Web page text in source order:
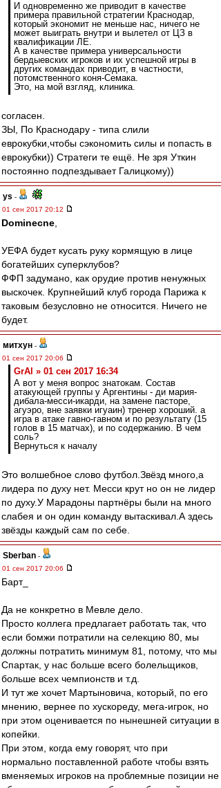
И одновременно же приводит в качестве
примера правильной стратегии Краснодар,
который экономит не меньше нас, ничего не
может выиграть внутри и вылетел от ЦЗ в
квалификации ЛЕ.
А в качестве примера универсальности
бердыевских игроков и их успешной игры в
других командах приводит, в частности,
потомственного коня-Семака.
Это, на мой взгляд, клиника.
согласен.
ЗЫ, По Краснодару - типа слили
еврокубки,чтобы сэкономить силы и попасть в
еврокубки)) Стратеги те ещё. Не зря Уткин
постоянно подпездывает Галицкому))
ys -
01 сен 2017 20:12
Dominecne
УЕФА будет кусать руку кормящую в лице
богатейших суперклубов?
ФФП задумано, как орудие против ненужных
выскочек. Крупнейший клуб города Парижа к
таковым безусловно не относится. Ничего не
будет.
митхун -
01 сен 2017 20:06
GrAl » 01 сен 2017 16:34
А вот у меня вопрос знатокам. Состав
атакующей группы у Аргентины - ди мария-
дибала-месси-икарди, на замене пасторе,
агуэро, вне заявки игуаин) тренер хороший. а
игра в атаке гавно-гавном и по результату (15
голов в 15 матчах), и по содержанию. В чем
соль?
Вернуться к началу
Это волшебное слово футбол.Звёзд много,а
лидера по духу нет. Месси крут но он не лидер
по духу.У Марадоны партнёры были на много
слабея и он один команду вытаскивал.А здесь
звёзды каждый сам по себе.
Sberban -
01 сен 2017 20:06
Барт_
Да не конкретно в Мевле дело.
Просто коллега предлагает работать так, что
если бомжи потратили на селекцию 80, мы
должны потратить минимум 81, потому, что мы
Спартак, у нас больше всего болельщиков,
больше всех чемпионств и т.д.
И тут же хочет Мартыновича, который, по его
мнению, вернее по хускореду, мега-игрок, но
при этом оценивается по нынешней ситуации в
копейки.
При этом, когда ему говорят, что при
нормально поставленной работе чтобы взять
вменяемых игроков на проблемные позиции не